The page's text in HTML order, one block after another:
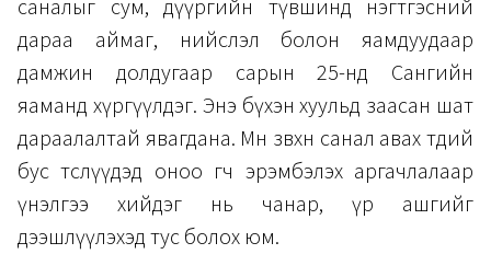
саналыг сум, дүүргийн түвшинд нэгтгэсний
дараа аймаг, нийслэл болон яамдуудаар
дамжин долдугаар сарын 25-нд Сангийн
яаманд хүргүүлдэг. Энэ бүхэн хуульд заасан шат
дараалалтай явагдана. Мөн зөвхөн санал авах төдий
бус төслүүдэд оноо өгч эрэмбэлэх аргачлалаар
үнэлгээ хийдэг нь чанар, үр ашгийг
дээшлүүлэхэд тус болох юм.